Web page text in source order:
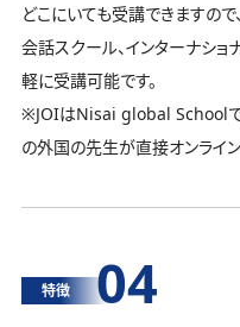
どこにいても受講できますの
会話スクール、インターナシ
軽に受講可能です。
※JOIはNisai global Schoolで
の外国の先生が直接オンライ
特徴 04